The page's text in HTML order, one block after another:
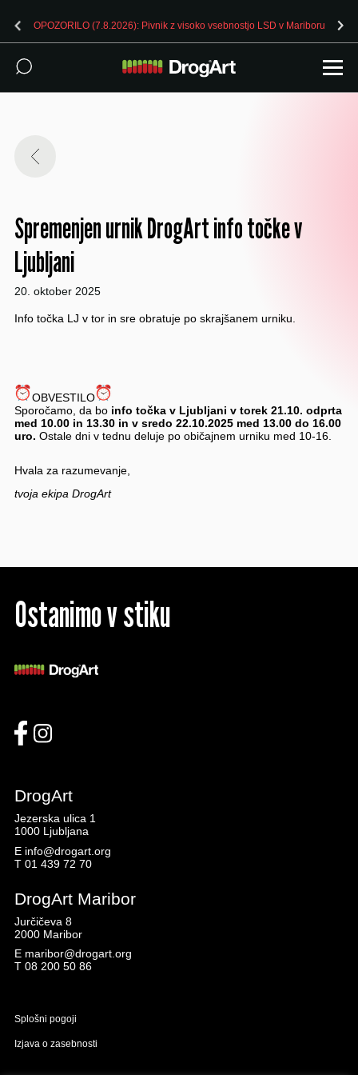
OPOZORILO (7.8.2026): Pivnik z visoko vsebnostjo LSD v Mariboru
Spremenjen urnik DrogArt info točke v
Ljubljani
20. oktober 2025
Info točka LJ v tor in sre obratuje po skrajšanem urniku.
OBVESTILO
Sporočamo, da boinfo točka v Ljubljani v torek 21.10. odprta
med 10.00 in 13.30 in v sredo 22.10.2025 med 13.00 do 16.00
uro. Ostale dni v tednu deluje po običajnem urniku med 10-16.
Hvala za razumevanje,
tvoja ekipa DrogArt
Ostanimo v stiku
DrogArt
Jezerska ulica 1
1000 Ljubljana
E info@drogart.org
T 01 439 72 70
DrogArt Maribor
Jurčičeva 8
2000 Maribor
E maribor@drogart.org
T 08 200 50 86
Splošni pogoji
Izjava o zasebnosti